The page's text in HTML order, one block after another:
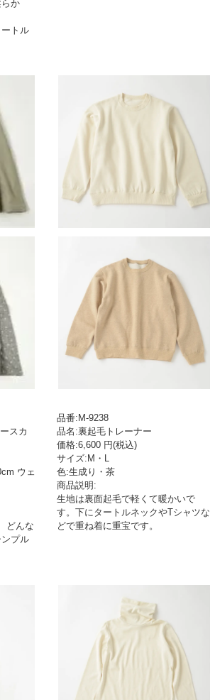
か
トル
スカ
ウェ
どんな
プル
品番:M-9238
品名:裏起毛トレーナー
価格:6,600 円(税込)
サイズ:M・L
色:生成り・茶
商品説明:
生地は裏面起毛で軽くて暖かいで
す。下にタートルネックやTシャツな
どで重ね着に重宝です。